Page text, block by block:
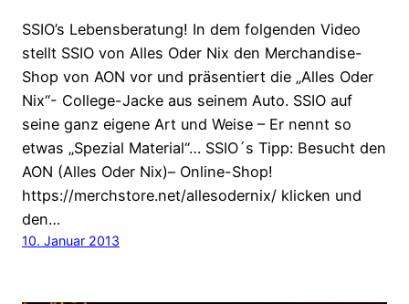
SSIO’s Lebensberatung! In dem folgenden Video
stellt SSIO von Alles Oder Nix den Merchandise-
Shop von AON vor und präsentiert die „Alles Oder
Nix“- College-Jacke aus seinem Auto. SSIO auf
seine ganz eigene Art und Weise – Er nennt so
etwas „Spezial Material“… SSIO´s Tipp: Besucht den
AON (Alles Oder Nix)– Online-Shop!
https://merchstore.net/allesodernix/ klicken und
den…
10. Januar 2013